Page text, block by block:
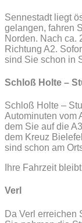
Sennestadt liegt
gelangen, fahren
Norden. Nach ca.
Richtung A2.
sind Sie schon in
Schloß Holte –
Schloß Holte –
Autominuten vom
dem Sie auf die
dem Kreuz
sind schon am
Ihre Fahrzeit
Verl
Da Verl erreichen